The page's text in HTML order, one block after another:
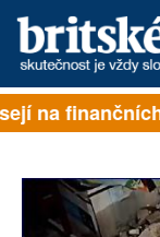
PŘIHLÁSIT
ARCHIV
na